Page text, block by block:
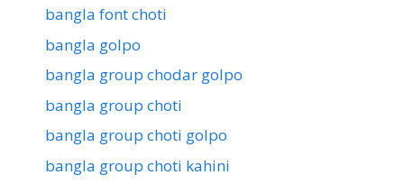
bangla font choti
bangla golpo
bangla group chodar golpo
bangla group choti
bangla group choti golpo
bangla group choti kahini